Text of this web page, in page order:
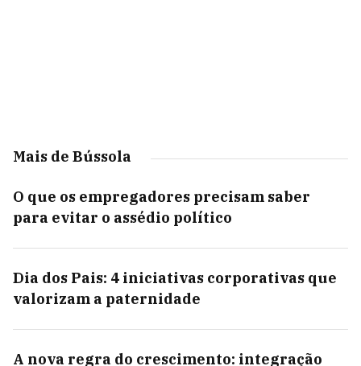
Mais de Bússola
O que os empregadores precisam saber
para evitar o assédio político
Dia dos Pais: 4 iniciativas corporativas que
valorizam a paternidade
A nova regra do crescimento: integração